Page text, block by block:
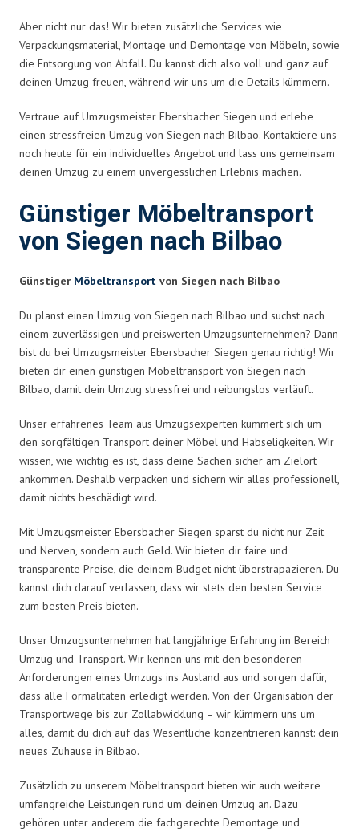
Aber nicht nur das! Wir bieten zusätzliche Services wie
Verpackungsmaterial, Montage und Demontage von Möbeln, sowie
die Entsorgung von Abfall. Du kannst dich also voll und ganz auf
deinen Umzug freuen, während wir uns um die Details kümmern.
Vertraue auf Umzugsmeister Ebersbacher Siegen und erlebe
einen stressfreien Umzug von Siegen nach Bilbao. Kontaktiere uns
noch heute für ein individuelles Angebot und lass uns gemeinsam
deinen Umzug zu einem unvergesslichen Erlebnis machen.
Günstiger Möbeltransport
von Siegen nach Bilbao
Günstiger Möbeltransport von Siegen nach Bilbao
Du planst einen Umzug von Siegen nach Bilbao und suchst nach
einem zuverlässigen und preiswerten Umzugsunternehmen? Dann
bist du bei Umzugsmeister Ebersbacher Siegen genau richtig! Wir
bieten dir einen günstigen Möbeltransport von Siegen nach
Bilbao, damit dein Umzug stressfrei und reibungslos verläuft.
Unser erfahrenes Team aus Umzugsexperten kümmert sich um
den sorgfältigen Transport deiner Möbel und Habseligkeiten. Wir
wissen, wie wichtig es ist, dass deine Sachen sicher am Zielort
ankommen. Deshalb verpacken und sichern wir alles professionell,
damit nichts beschädigt wird.
Mit Umzugsmeister Ebersbacher Siegen sparst du nicht nur Zeit
und Nerven, sondern auch Geld. Wir bieten dir faire und
transparente Preise, die deinem Budget nicht überstrapazieren. Du
kannst dich darauf verlassen, dass wir stets den besten Service
zum besten Preis bieten.
Unser Umzugsunternehmen hat langjährige Erfahrung im Bereich
Umzug und Transport. Wir kennen uns mit den besonderen
Anforderungen eines Umzugs ins Ausland aus und sorgen dafür,
dass alle Formalitäten erledigt werden. Von der Organisation der
Transportwege bis zur Zollabwicklung – wir kümmern uns um
alles, damit du dich auf das Wesentliche konzentrieren kannst: dein
neues Zuhause in Bilbao.
Zusätzlich zu unserem Möbeltransport bieten wir auch weitere
umfangreiche Leistungen rund um deinen Umzug an. Dazu
gehören unter anderem die fachgerechte Demontage und